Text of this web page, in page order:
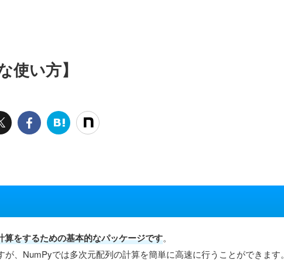
使い方】
をするための基本的なパッケージです。
、NumPyでは多次元配列の計算を簡単に高速に行うことができます。